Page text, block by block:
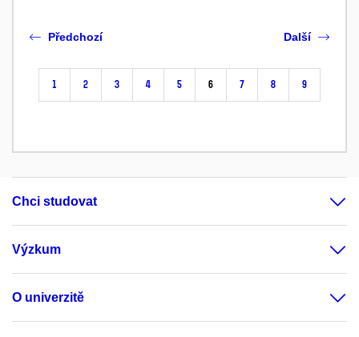
Předchozí
1 2 3 4 5 6 7 8 9
Další
Chci studovat
Výzkum
O univerzitě